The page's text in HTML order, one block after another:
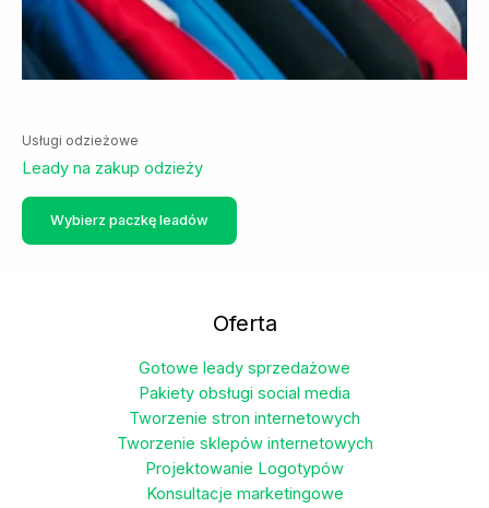
Usługi odzieżowe
Leady na zakup odzieży
Wybierz paczkę leadów
Ten
Opcje
wybrać
na
stronie
produktu
Oferta
Gotowe leady sprzedażowe
Pakiety obsługi social media
Tworzenie stron internetowych
Tworzenie sklepów internetowych
Projektowanie Logotypów
Konsultacje marketingowe